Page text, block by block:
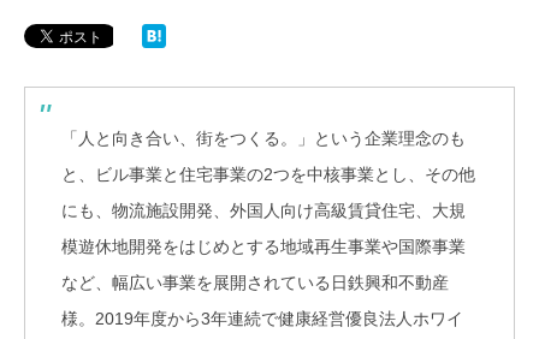
「人と向き合い、街をつくる。」という企業理念のも
と、ビル事業と住宅事業の2つを中核事業とし、その他
にも、物流施設開発、外国人向け高級賃貸住宅、大規
模遊休地開発をはじめとする地域再生事業や国際事業
など、幅広い事業を展開されている日鉄興和不動産
様。2019年度から3年連続で健康経営優良法人ホワイ